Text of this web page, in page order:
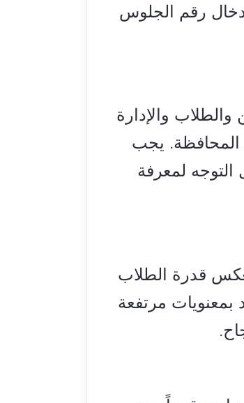
رقم الجلوس
والطلاب والإدارة
المحافظة. يجب
التوجه لمعرفة
قدرة الطلاب
بمعنويات مرتفعة